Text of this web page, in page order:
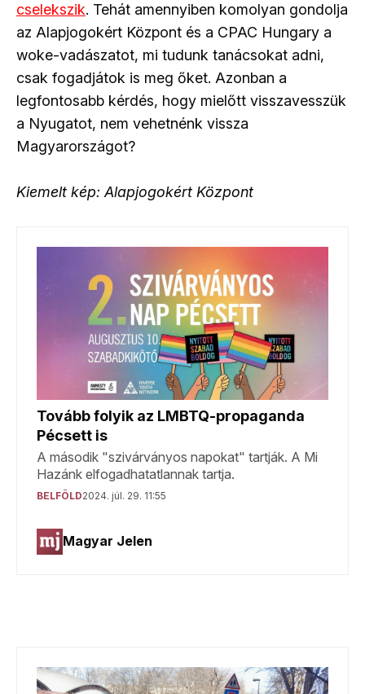
cselekszik. Tehát amennyiben komolyan gondolja
az Alapjogokért Központ és a CPAC Hungary a
woke-vadászatot, mi tudunk tanácsokat adni,
csak fogadjátok is meg őket. Azonban a
legfontosabb kérdés, hogy mielőtt visszavesszük
a Nyugatot, nem vehetnénk vissza
Magyarországot?
Kiemelt kép: Alapjogokért Központ